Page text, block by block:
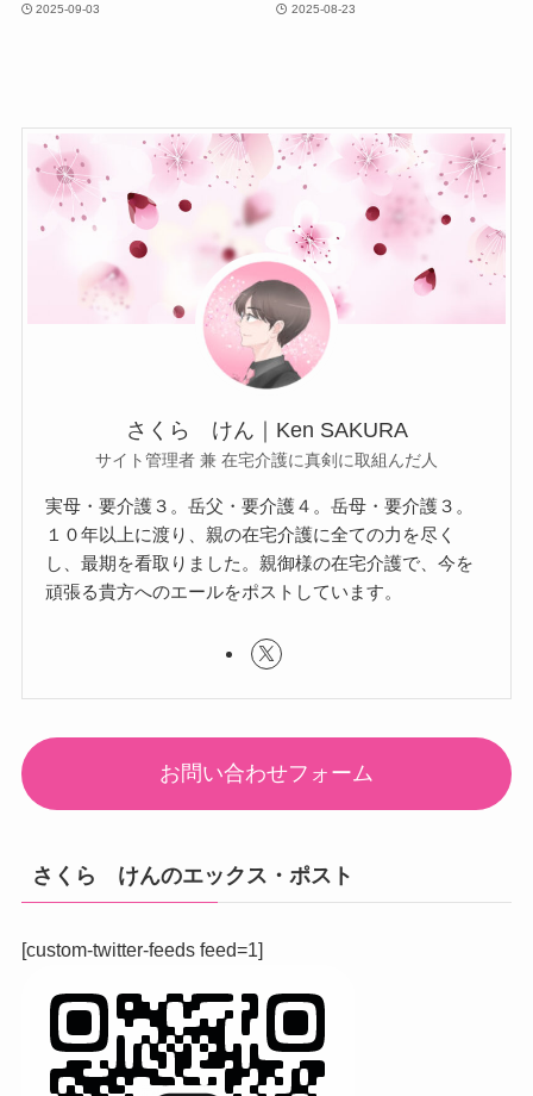
2025-09-03 2025-08-23
さくら けん｜Ken SAKURA
サイト管理者 兼 在宅介護に真剣に取組んだ人
実母・要介護３。岳父・要介護４。岳母・要介護３。
１０年以上に渡り、親の在宅介護に全ての力を尽く
し、最期を看取りました。親御様の在宅介護で、今を
頑張る貴方へのエールをポストしています。
お問い合わせフォーム
さくら けんのエックス・ポスト
[custom-twitter-feeds feed=1]